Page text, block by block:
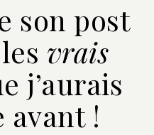
son post
vrais
j’aurais
avant !